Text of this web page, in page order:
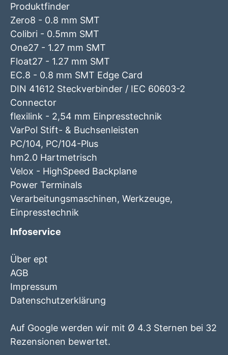
Produktfinder
Zero8 - 0.8 mm SMT
Colibri - 0.5mm SMT
One27 - 1.27 mm SMT
Float27 - 1.27 mm SMT
EC.8 - 0.8 mm SMT Edge Card
DIN 41612 Steckverbinder / IEC 60603-2
Connector
flexilink - 2,54 mm Einpresstechnik
VarPol Stift- & Buchsenleisten
PC/104, PC/104-Plus
hm2.0 Hartmetrisch
Velox - HighSpeed Backplane
Power Terminals
Verarbeitungsmaschinen, Werkzeuge,
Einpresstechnik
Infoservice
Über ept
AGB
Impressum
Datenschutzerklärung
Auf Google werden wir mit Ø 4.3 Sternen bei 32
Rezensionen bewertet.